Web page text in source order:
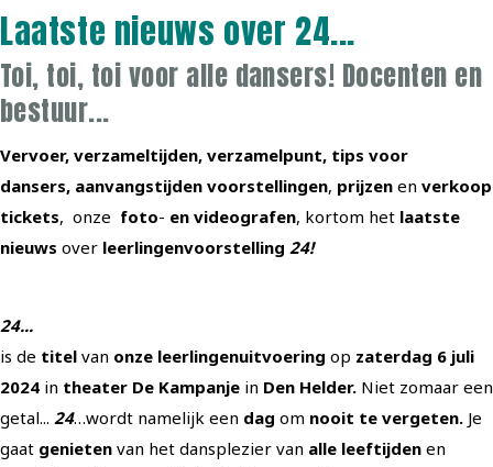
Laatste nieuws over 24...
Toi, toi, toi voor alle dansers! Docenten en
bestuur...
Vervoer, verzameltijden, verzamelpunt, tips voor
dansers, aanvangstijden voorstellingen, prijzen en verkoop
tickets, onze foto- en videografen, kortom het laatste
nieuws over leerlingenvoorstelling 24!
24...
is de titel van onze leerlingenuitvoering op zaterdag 6 juli
2024 in theater De Kampanje in Den Helder. Niet zomaar een
getal... 24…wordt namelijk een dag om nooit te vergeten. Je
gaat genieten van het dansplezier van alle leeftijden en